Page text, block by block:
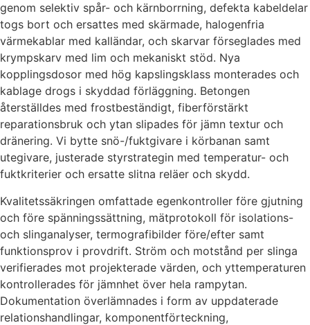
genom selektiv spår- och kärnborrning, defekta kabeldelar
togs bort och ersattes med skärmade, halogenfria
värmekablar med kalländar, och skarvar förseglades med
krympskarv med lim och mekaniskt stöd. Nya
kopplingsdosor med hög kapslingsklass monterades och
kablage drogs i skyddad förläggning. Betongen
återställdes med frostbeständigt, fiberförstärkt
reparationsbruk och ytan slipades för jämn textur och
dränering. Vi bytte snö-/fuktgivare i körbanan samt
utegivare, justerade styrstrategin med temperatur- och
fuktkriterier och ersatte slitna reläer och skydd.
Kvalitetssäkringen omfattade egenkontroller före gjutning
och före spänningssättning, mätprotokoll för isolations-
och slinganalyser, termografibilder före/efter samt
funktionsprov i provdrift. Ström och motstånd per slinga
verifierades mot projekterade värden, och yttemperaturen
kontrollerades för jämnhet över hela rampytan.
Dokumentation överlämnades i form av uppdaterade
relationshandlingar, komponentförteckning,